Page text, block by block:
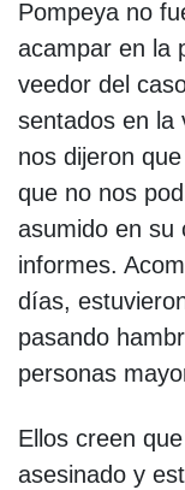
Pompeya no
acampar en la
veedor del
sentados en la
nos dijeron
que no nos
asumido en su
informes.
días,
pasando
personas
Ellos creen
asesinado y